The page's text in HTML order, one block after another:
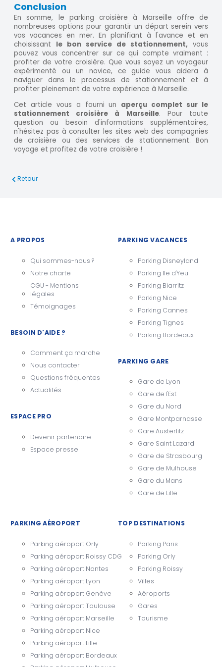
Conclusion
En somme, le parking croisière à Marseille offre de
nombreuses options pour garantir un départ serein vers
vos vacances en mer. En planifiant à l'avance et en
choisissant le bon service de stationnement, vous
pouvez vous concentrer sur ce qui compte vraiment :
profiter de votre croisière. Que vous soyez un voyageur
expérimenté ou un novice, ce guide vous aidera à
naviguer dans le processus de stationnement et à
profiter pleinement de votre expérience à Marseille.
Cet article vous a fourni un aperçu complet sur le
stationnement croisière à Marseille. Pour toute
question ou besoin d'informations supplémentaires,
n'hésitez pas à consulter les sites web des compagnies
de croisière ou des services de stationnement. Bon
voyage et profitez de votre croisière !
Retour
A PROPOS
Qui sommes-nous ?
Notre charte
CGU - Mentions
légales
Témoignages
BESOIN D'AIDE ?
Comment ça marche
Nous contacter
Questions fréquentes
Actualités
ESPACE PRO
Devenir partenaire
Espace presse
PARKING VACANCES
Parking Disneyland
Parking Ile d'Yeu
Parking Biarritz
Parking Nice
Parking Cannes
Parking Tignes
Parking Bordeaux
PARKING GARE
Gare de Lyon
Gare de l'Est
Gare du Nord
Gare Montparnasse
Gare Austerlitz
Gare Saint Lazard
Gare de Strasbourg
Gare de Mulhouse
Gare du Mans
Gare de Lille
PARKING AÉROPORT
Parking aéroport Orly
Parking aéroport Roissy CDG
Parking aéroport Nantes
Parking aéroport Lyon
Parking aéroport Genève
Parking aéroport Toulouse
Parking aéroport Marseille
Parking aéroport Nice
Parking aéroport Lille
Parking aéroport Bordeaux
TOP DESTINATIONS
Parking Paris
Parking Orly
Parking Roissy
Villes
Aéroports
Gares
Tourisme